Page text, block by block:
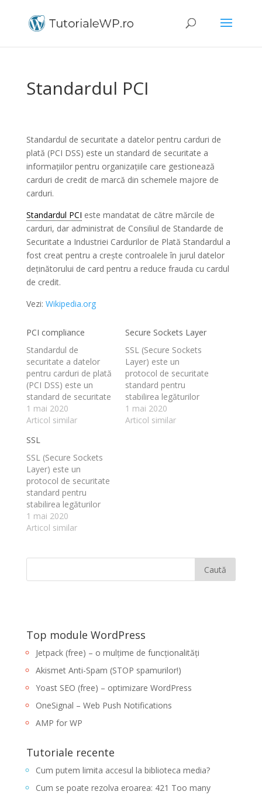
Standardul PCI
Standardul de securitate a datelor pentru carduri de
plată (PCI DSS) este un standard de securitate a
informațiilor pentru organizațiile care gestionează
carduri de credit de marcă din schemele majore de
carduri.
Standardul PCI este mandatat de către mărcile de
carduri, dar administrat de Consiliul de Standarde de
Securitate a Industriei Cardurilor de Plată Standardul a
fost creat pentru a crește controalele în jurul datelor
deținătorului de card pentru a reduce frauda cu cardul
de credit.
Vezi: Wikipedia.org
PCI compliance
Standardul de
securitate a datelor
pentru carduri de plată
(PCI DSS) este un
standard de securitate
a informațiilor pentru
organizațiile care
credit de marcă din
schemele majore de
carduri. Standardul PCI
este mandatat de
către mărcile de
carduri, dar
administrat de
Consiliul de Standarde
1 mai 2020
Articol similar
Secure Sockets Layer
SSL (Secure Sockets
Layer) este un
protocol de securitate
standard pentru
stabilirea legăturilor
criptate între un server
web și un browser într-
1 mai 2020
Articol similar
SSL
SSL (Secure Sockets
Layer) este un
protocol de securitate
standard pentru
stabilirea legăturilor
criptate între un server
web și un browser într-
SSL asigură că toate
necesar un certificat
SSL. Ar…
1 mai 2020
Articol similar
Top module WordPress
Jetpack (free) – o mulțime de funcționalități
Akismet Anti-Spam (STOP spamurilor!)
Yoast SEO (free) – optimizare WordPress
OneSignal – Web Push Notifications
AMP for WP
Tutoriale recente
Cum putem limita accesul la biblioteca media?
Cum se poate rezolva eroarea: 421 Too many